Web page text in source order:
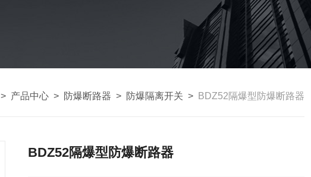
> 产品中心 > 防爆断路器 > 防爆隔离开关 > BDZ52隔爆型防爆断路器
BDZ52隔爆型防爆断路器